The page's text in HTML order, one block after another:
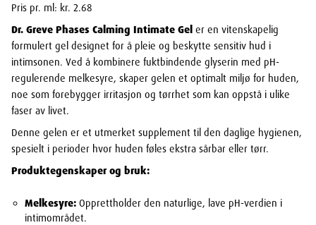
Pris pr. ml: kr. 2.68
Dr. Greve Phases Calming Intimate Gel er en vitenskapelig
formulert gel designet for å pleie og beskytte sensitiv hud i
intimsonen. Ved å kombinere fuktbindende glyserin med pH-
regulerende melkesyre, skaper gelen et optimalt miljø for huden,
noe som forebygger irritasjon og tørrhet som kan oppstå i ulike
faser av livet.
Denne gelen er et utmerket supplement til den daglige hygienen,
spesielt i perioder hvor huden føles ekstra sårbar eller tørr.
Produktegenskaper og bruk:
Melkesyre: Opprettholder den naturlige, lave pH-verdien i
intimområdet.